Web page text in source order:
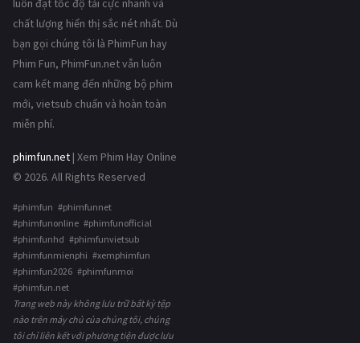
luôn đạt tốc độ tải cực nhanh và
chất lượng hiển thị sắc nét nhất. Dù
bạn gọi chúng tôi là PhimFun hay
Phim Fun, PhimFun.net vẫn luôn
cam kết mang đến những bộ phim
mới, vietsub chuẩn và hoàn toàn
miễn phí.
phimfun.net | Xem Phim Hay Online
© 2026. All Rights Reserved
#phimfun #phimfunnet
#phimfunonline #phimfunofficial
#phimfunhd #phimfunvietsub
#phimfunmienphi #xemphimfun
#phimfun2026 #phimfunmoi
#phimfun.net
Trang web này không lưu trữ bất kỳ tệp
nào trên máy chủ của chúng tôi, chúng
tôi chỉ liên kết với phương tiện được lưu